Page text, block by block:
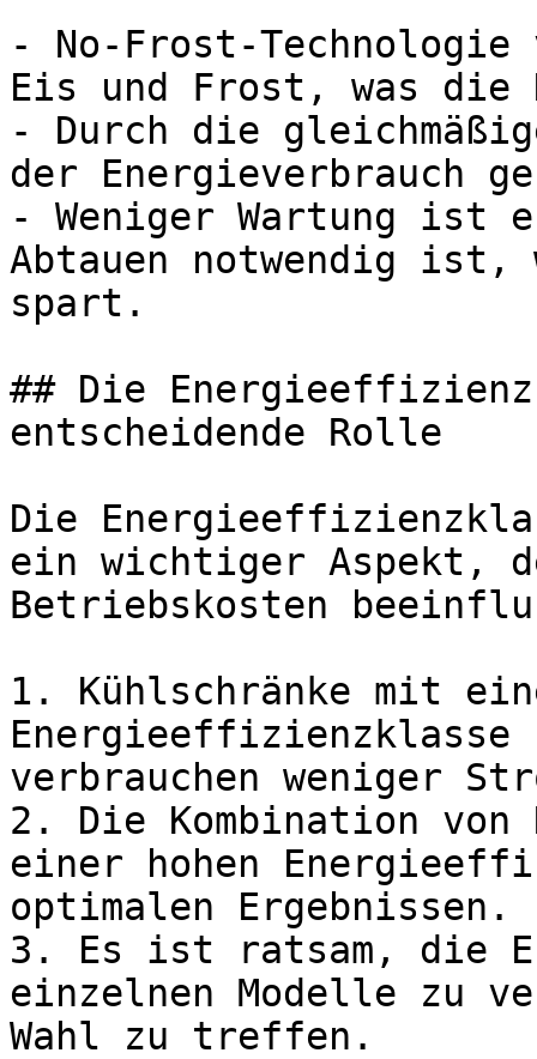
- No-Frost-
Eis und Frost, was
- Durch die
der Energieverbrauch
- Weniger Wartung
Abtauen notwendig ist,
spart.
## Die
entscheidende Rolle
Die
ein wichtiger Aspekt,
Betriebskosten
1. Kühlschränke mit
Energieeffizienzklasse
verbrauchen weniger
2. Die Kombination von
einer hohen
optimalen Ergebnissen.
3. Es ist ratsam, die
einzelnen Modelle zu
Wahl zu treffen.